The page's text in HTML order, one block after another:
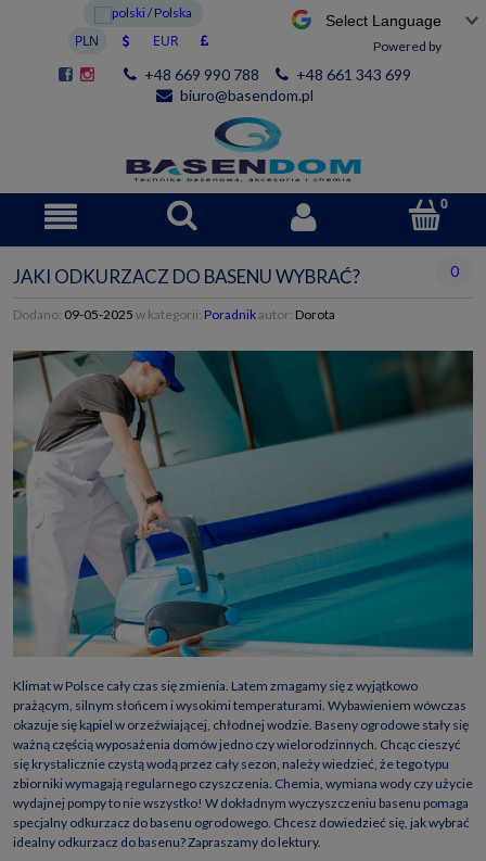
Powered by
+48 669 990 788
+48 661 343 699
biuro@basendom.pl
JAKI ODKURZACZ DO BASENU WYBRAĆ? 0
Dodano: 09-05-2025 w kategorii: Poradnikautor: Dorota
Klimat w Polsce cały czas się zmienia. Latem zmagamy się z wyjątkowo
prażącym, silnym słońcem i wysokimi temperaturami. Wybawieniem wówczas
okazuje się kąpiel w orzeźwiającej, chłodnej wodzie. Baseny ogrodowe stały się
ważną częścią wyposażenia domów jedno czy wielorodzinnych. Chcąc cieszyć
się krystalicznie czystą wodą przez cały sezon, należy wiedzieć, że tego typu
zbiorniki wymagają regularnego czyszczenia. Chemia, wymiana wody czy użycie
wydajnej pompy to nie wszystko! W dokładnym wyczyszczeniu basenu pomaga
specjalny odkurzacz do basenu ogrodowego. Chcesz dowiedzieć się, jak wybrać
idealny odkurzacz do basenu? Zapraszamy do lektury.